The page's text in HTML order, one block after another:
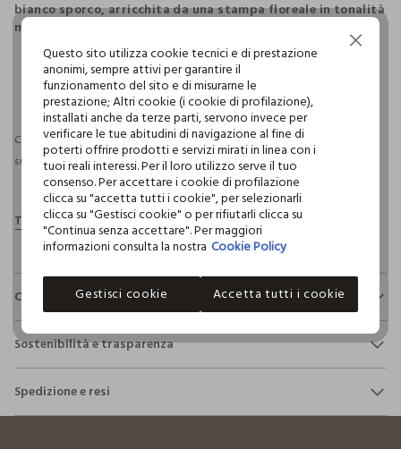
bianco sporco, arricchita da una stampa floreale in tonalità
marrone a contrasto. Dimensioni: 140 x 140 cm.
pdp.loyalty.section.advantages
Consegna prevista entro il 11/08/2026 e spedizione gratuita per ordini
superiori a 30€ se possiedi una CROFF Club.Maggiori informazioni
Composizione e cura
Composizione:
100% COTONE
Sostenibilità e trasparenza
Sicurezza
Il 100% dei nostri articoli viene sottoposto a test chimico-
fisici, per verificarne il rispetto dei limiti che abbiamo
Spedizione e resi
Questo sito utilizza cookie tecnici e di prestazione
anonimi, sempre attivi per garantire il
funzionamento del sito e di misurarne le
prestazione; Altri cookie (i cookie di profilazione),
installati anche da terze parti, servono invece per
verificare le tue abitudini di navigazione al fine di
poterti offrire prodotti e servizi mirati in linea con i
tuoi reali interessi. Per il loro utilizzo serve il tuo
consenso. Per accettare i cookie di profilazione
clicca su "accetta tutti i cookie", per selezionarli
clicca su "Gestisci cookie" o per rifiutarli clicca su
"Continua senza accettare". Per maggiori
informazioni consulta la nostra Cookie Policy
Gestisci cookie Accetta tutti i cookie
Continua senza accettare